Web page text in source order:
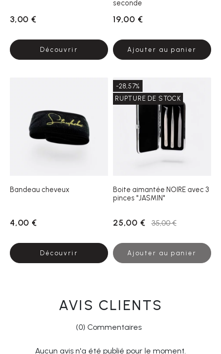
3,00 €
Découvrir
seconde
19,00 €
Ajouter au panier
Bandeau cheveux
4,00 €
Découvrir
Boite aimantée NOIRE avec 3
pinces "JASMIN"
25,00 € 35,00 €
Ajouter au panier
-28,57%
RUPTURE DE STOCK
AVIS CLIENTS
(0) Commentaires
Aucun avis n'a été publié pour le moment.